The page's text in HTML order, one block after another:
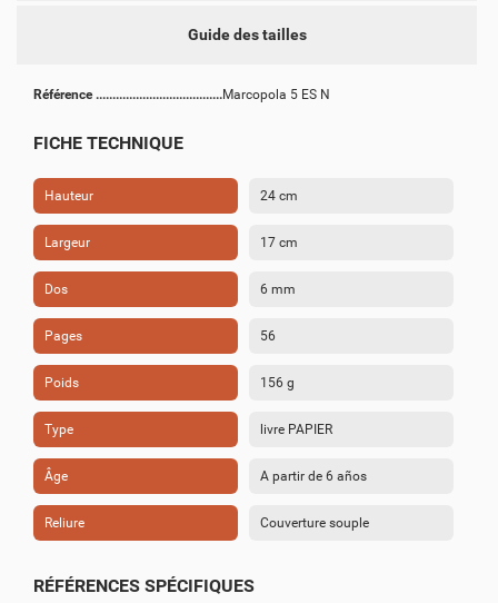
Guide des tailles
Référence Marcopola 5 ES N
FICHE TECHNIQUE
Hauteur 24 cm
Largeur 17 cm
Dos 6 mm
Pages 56
Poids 156 g
Type livre PAPIER
Âge A partir de 6 años
Reliure Couverture souple
RÉFÉRENCES SPÉCIFIQUES
ANNULER